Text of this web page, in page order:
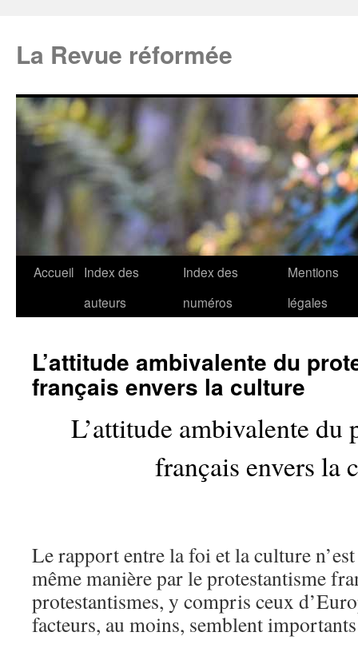
La Revue réformée
Accueil
Index des
auteurs
Index des
numéros
Mentions
légales
L’attitude ambivalente du
français envers la culture
L’attitude ambivalente du
français envers la
Le rapport entre la foi et la culture
même manière par le protestantisme
protestantismes, y compris ceux
facteurs, au moins, semblent